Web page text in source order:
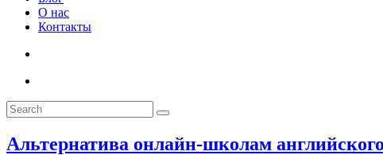
О нас
Контакты
Альтернатива онлайн-школам